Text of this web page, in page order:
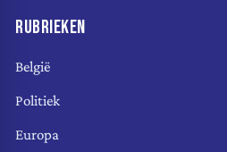
RUBRIEKEN
België
Politiek
Europa